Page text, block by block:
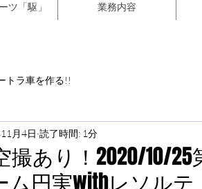
ツ「駆」 業務内容
トラ車を作る!!
撮あり！2020/10/
ム円実withレソルテ
月4日 読了時間: 1分